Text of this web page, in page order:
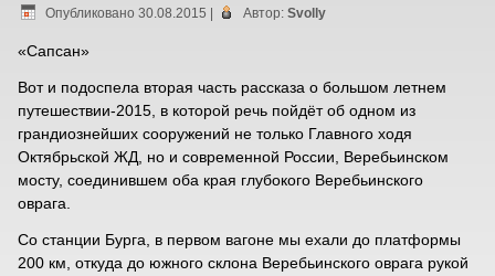
Опубликовано 30.08.2015 Автор: Svolly
«Сапсан»
Вот и подоспела вторая часть рассказа о большом летнем
путешествии-2015, в которой речь пойдёт об одном из
грандиознейших сооружений не только Главного ходя
Октябрьской ЖД, но и современной России, Веребьинском
мосту, соединившем оба края глубокого Веребьинского
оврага.
Со станции Бурга, в первом вагоне мы ехали до платформы
200 км, откуда до южного склона Веребьинского оврага рукой